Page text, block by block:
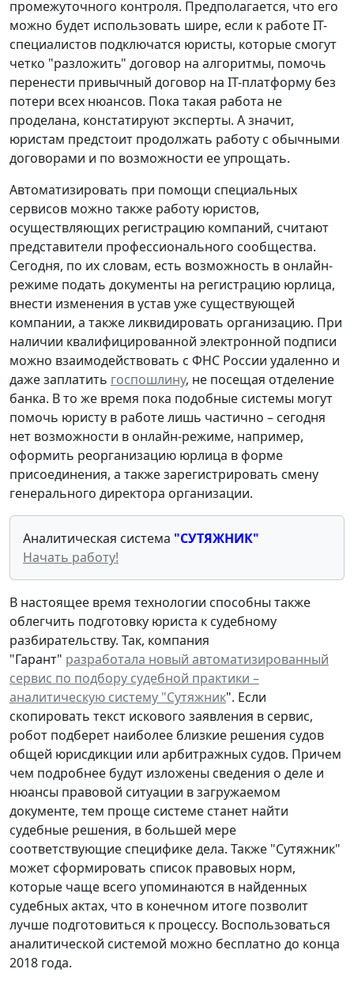
промежуточного контроля. Предполагается, что его
можно будет использовать шире, если к работе IT-
специалистов подключатся юристы, которые смогут
четко "разложить" договор на алгоритмы, помочь
перенести привычный договор на IT-платформу без
потери всех нюансов. Пока такая работа не
проделана, констатируют эксперты. А значит,
юристам предстоит продолжать работу с обычными
договорами и по возможности ее упрощать.
Автоматизировать при помощи специальных
сервисов можно также работу юристов,
осуществляющих регистрацию компаний, считают
представители профессионального сообщества.
Сегодня, по их словам, есть возможность в онлайн-
режиме подать документы на регистрацию юрлица,
внести изменения в устав уже существующей
компании, а также ликвидировать организацию. При
наличии квалифицированной электронной подписи
можно взаимодействовать с ФНС России удаленно и
даже заплатить госпошлину, не посещая отделение
банка. В то же время пока подобные системы могут
помочь юристу в работе лишь частично – сегодня
нет возможности в онлайн-режиме, например,
оформить реорганизацию юрлица в форме
присоединения, а также зарегистрировать смену
генерального директора организации.
Аналитическая система "СУТЯЖНИК"
Начать работу!
В настоящее время технологии способны также
облегчить подготовку юриста к судебному
разбирательству. Так, компания
"Гарант" разработала новый автоматизированный
сервис по подбору судебной практики –
аналитическую систему "Сутяжник". Если
скопировать текст искового заявления в сервис,
робот подберет наиболее близкие решения судов
общей юрисдикции или арбитражных судов. Причем
чем подробнее будут изложены сведения о деле и
нюансы правовой ситуации в загружаемом
документе, тем проще системе станет найти
судебные решения, в большей мере
соответствующие специфике дела. Также "Сутяжник"
может сформировать список правовых норм,
которые чаще всего упоминаются в найденных
судебных актах, что в конечном итоге позволит
лучше подготовиться к процессу. Воспользоваться
аналитической системой можно бесплатно до конца
2018 года.